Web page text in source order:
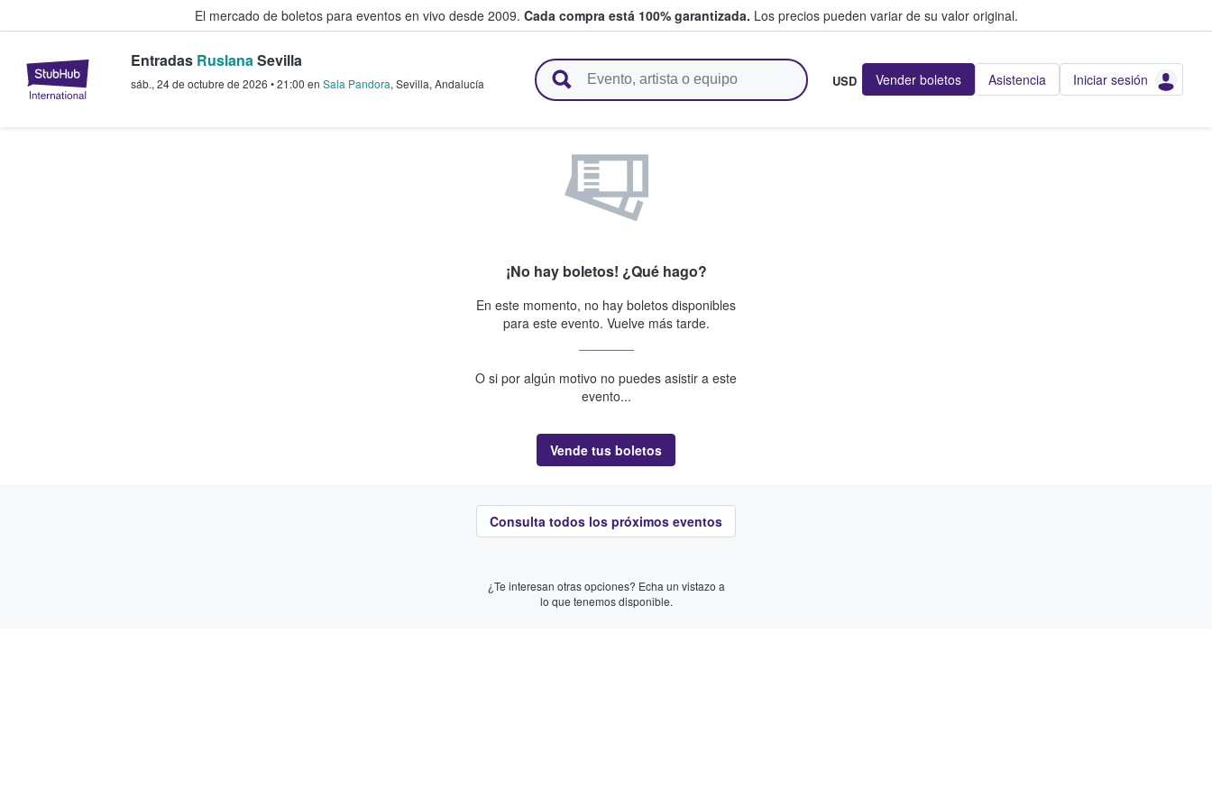
El mercado de boletos para eventos en vivo desde 2009. Cada compra está 100% garantizada. Los precios pueden variar de su valor original.
StubHub: donde los fans compran y venden boletos
Entradas RuslanaSevilla
sáb., 24 de octubre de 2026 •21:00 en Sala Pandora, Sevilla, Andalucía USD Vender boletos Asistencia Iniciar sesión
¡No hay boletos! ¿Qué hago?
En este momento, no hay boletos disponibles
para este evento. Vuelve más tarde.
O si por algún motivo no puedes asistir a este
evento...
Vende tus boletos
Consulta todos los próximos eventos
¿Te interesan otras opciones? Echa un vistazo a
lo que tenemos disponible.